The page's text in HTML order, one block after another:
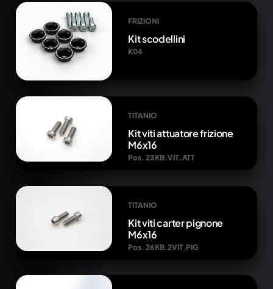
FRIZIONI
Kit scodellini
K04
TITANIO
Kit viti attuatore frizione
M6x16
Pos. 23 KB.VIT.ATT
TITANIO
Kit viti carter pignone
M6x16
Pos. 26 KB.2VIT.PIG